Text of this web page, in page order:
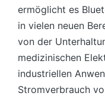
ermöglicht es
in vielen neuen
von der
medizinischen
industriellen
Stromverbrauch